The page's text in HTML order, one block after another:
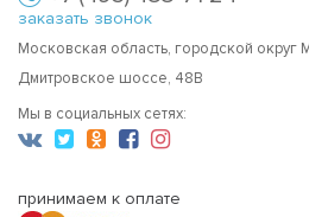
заказать звонок
Московская область, городской округ
Дмитровское шоссе, 48В
Мы в социальных сетях:
принимаем к оплате